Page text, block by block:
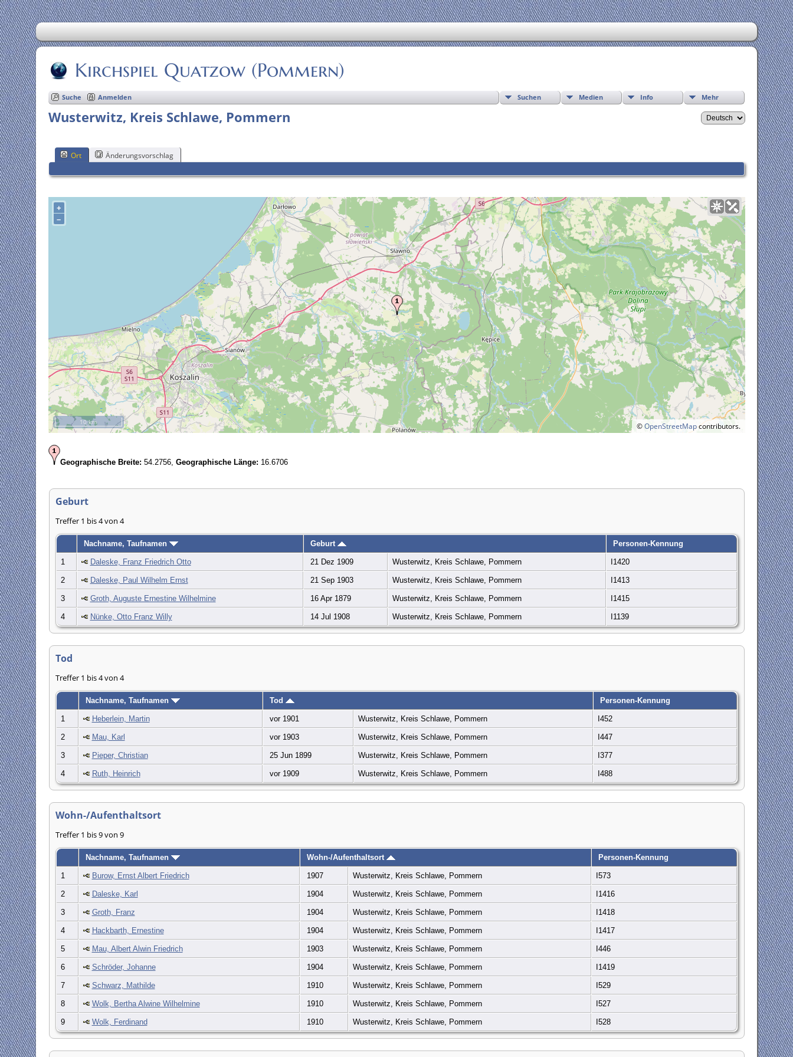
Kirchspiel Quatzow (Pommern)
Suchen Medien Info Mehr
Suche Anmelden
Wusterwitz, Kreis Schlawe, Pommern
Ort Änderungsvorschlag
+
–
©OpenStreetMapcontributors.
10 km
Geographische Breite: 54.2756, Geographische Länge: 16.6706
Geburt
Treffer 1 bis 4 von 4
Nachname, Taufnamen Geburt Personen-Kennung
1 Daleske, Franz Friedrich Otto 21 Dez 1909 Wusterwitz, Kreis Schlawe, Pommern I1420
2 Daleske, Paul Wilhelm Ernst 21 Sep 1903 Wusterwitz, Kreis Schlawe, Pommern I1413
3 Groth, Auguste Ernestine Wilhelmine 16 Apr 1879 Wusterwitz, Kreis Schlawe, Pommern I1415
4 Nünke, Otto Franz Willy 14 Jul 1908 Wusterwitz, Kreis Schlawe, Pommern I1139
Tod
Treffer 1 bis 4 von 4
Nachname, Taufnamen Tod Personen-Kennung
1 Heberlein, Martin vor 1901 Wusterwitz, Kreis Schlawe, Pommern I452
2 Mau, Karl vor 1903 Wusterwitz, Kreis Schlawe, Pommern I447
3 Pieper, Christian 25 Jun 1899 Wusterwitz, Kreis Schlawe, Pommern I377
4 Ruth, Heinrich vor 1909 Wusterwitz, Kreis Schlawe, Pommern I488
Wohn-/Aufenthaltsort
Treffer 1 bis 9 von 9
Nachname, Taufnamen Wohn-/Aufenthaltsort Personen-Kennung
1 Burow, Ernst Albert Friedrich 1907 Wusterwitz, Kreis Schlawe, Pommern I573
2 Daleske, Karl 1904 Wusterwitz, Kreis Schlawe, Pommern I1416
3 Groth, Franz 1904 Wusterwitz, Kreis Schlawe, Pommern I1418
4 Hackbarth, Ernestine 1904 Wusterwitz, Kreis Schlawe, Pommern I1417
5 Mau, Albert Alwin Friedrich 1903 Wusterwitz, Kreis Schlawe, Pommern I446
6 Schröder, Johanne 1904 Wusterwitz, Kreis Schlawe, Pommern I1419
7 Schwarz, Mathilde 1910 Wusterwitz, Kreis Schlawe, Pommern I529
8 Wolk, Bertha Alwine Wilhelmine 1910 Wusterwitz, Kreis Schlawe, Pommern I527
9 Wolk, Ferdinand 1910 Wusterwitz, Kreis Schlawe, Pommern I528